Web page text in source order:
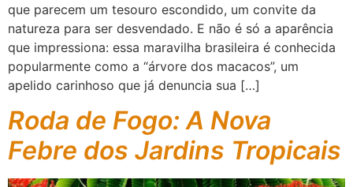
que parecem um tesouro escondido, um convite da
natureza para ser desvendado. E não é só a aparência
que impressiona: essa maravilha brasileira é conhecida
popularmente como a “árvore dos macacos”, um
apelido carinhoso que já denuncia sua […]
Roda de Fogo: A Nova
Febre dos Jardins Tropicais